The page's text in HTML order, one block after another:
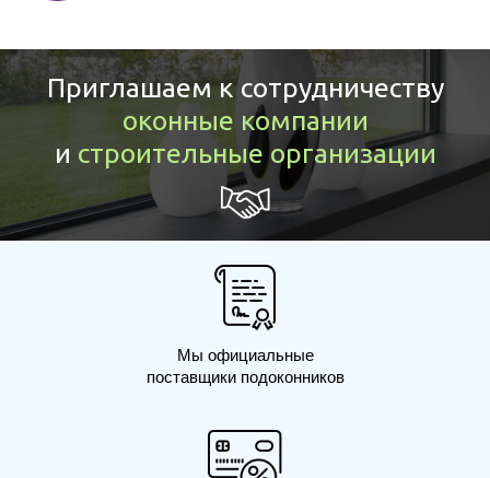
Приглашаем к сотрудничеству
оконные компании
и строительные организации
Мы официальные
поставщики подоконников